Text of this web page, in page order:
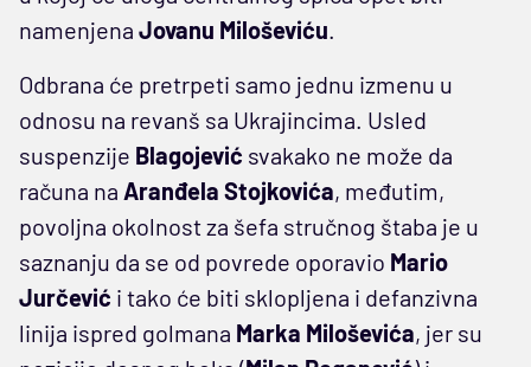
namenjena Jovanu Miloševiću.
Odbrana će pretrpeti samo jednu izmenu u
odnosu na revanš sa Ukrajincima. Usled
suspenzije Blagojević svakako ne može da
računa na Aranđela Stojkovića, međutim,
povoljna okolnost za šefa stručnog štaba je u
saznanju da se od povrede oporavio Mario
Jurčević i tako će biti sklopljena i defanzivna
linija ispred golmana Marka Miloševića, jer su